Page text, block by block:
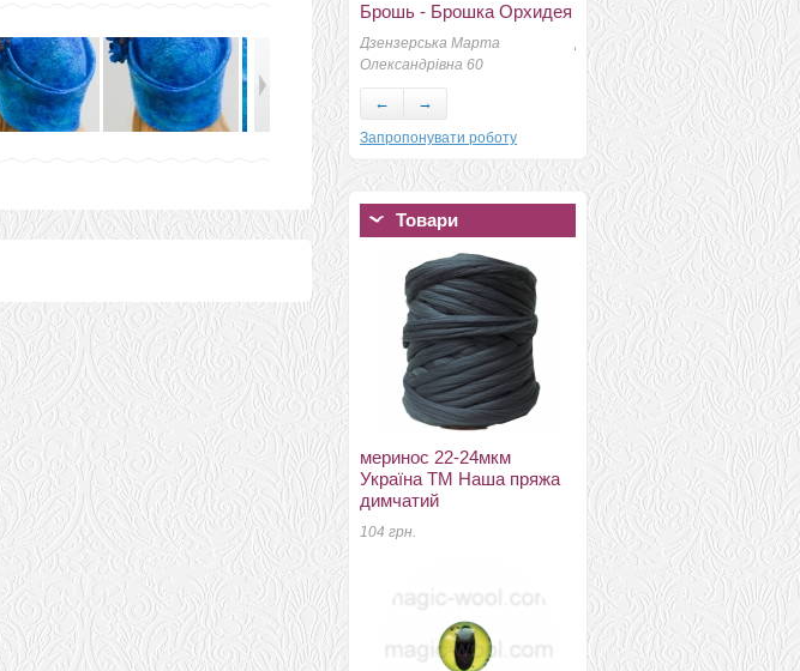
Брошь - Брошка Орхидея
Дзензерська Марта
Олександрівна 60
Зайчик
Девочкина Ольга Ивановна
← →
Запропонувати роботу
Товари
меринос 22-24мкм
Україна ТМ Наша пряжа
димчатий
104 грн.
Фольклор -
шерсть+вискоза+бамбук
миф
280 грн.